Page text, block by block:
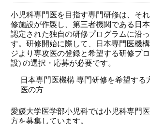
小児科専門医を目指す専門研修は、そ
修施設が作製し、第三者機関である日
認定された独自の研修プログラムに沿
す。研修開始に際して、日本専門医機
ジより専攻医の登録と希望する研修プ
設) の選択・応募が必要です。
日本専門医機構 専門研修を希望する
医の方
愛媛大学医学部小児科では小児科専門
方を募集しています。